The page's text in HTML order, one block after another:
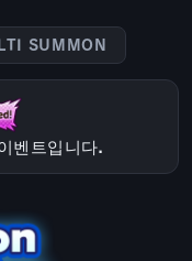
SUMMON
벤트입니다.